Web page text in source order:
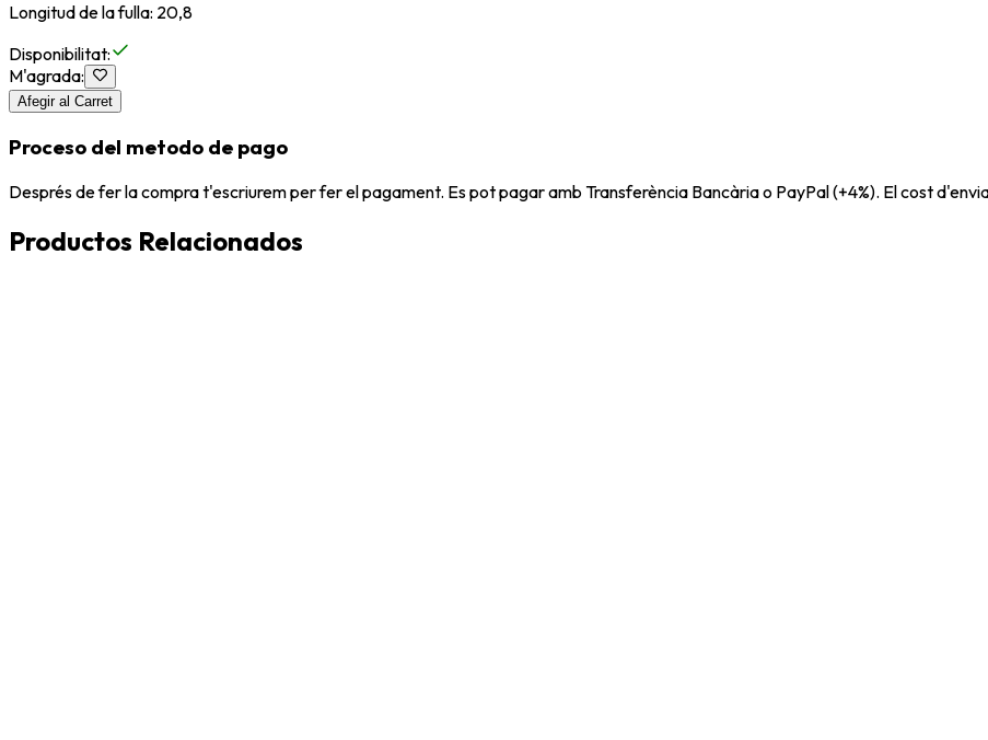
Longitud de la fulla: 20,8
Disponibilitat:
M'agrada:
Afegir al Carret
Proceso del metodo de pago
Després de fer la compra t'escriurem per fer el pagament. Es pot pagar amb Transferència Bancària o PayPal (+4%). El cost
Productos Relacionados